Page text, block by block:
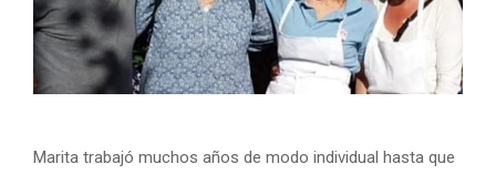
Marita trabajó muchos años de modo individual hasta que